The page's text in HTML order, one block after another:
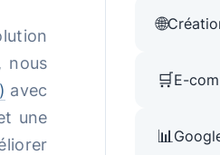
nous
avec
une
🌐
🛒E-
📊